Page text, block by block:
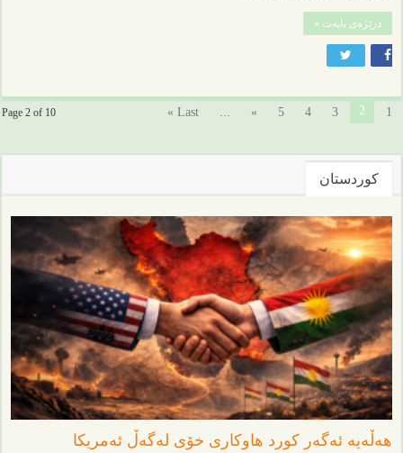
درێژەی بابەت »
Page 2 of 10 1
2
3
4
5
»
...
Last »
کوردستان
هەڵەیە ئەگەر کورد هاوکاری خۆی لەگەڵ ئەمریکا